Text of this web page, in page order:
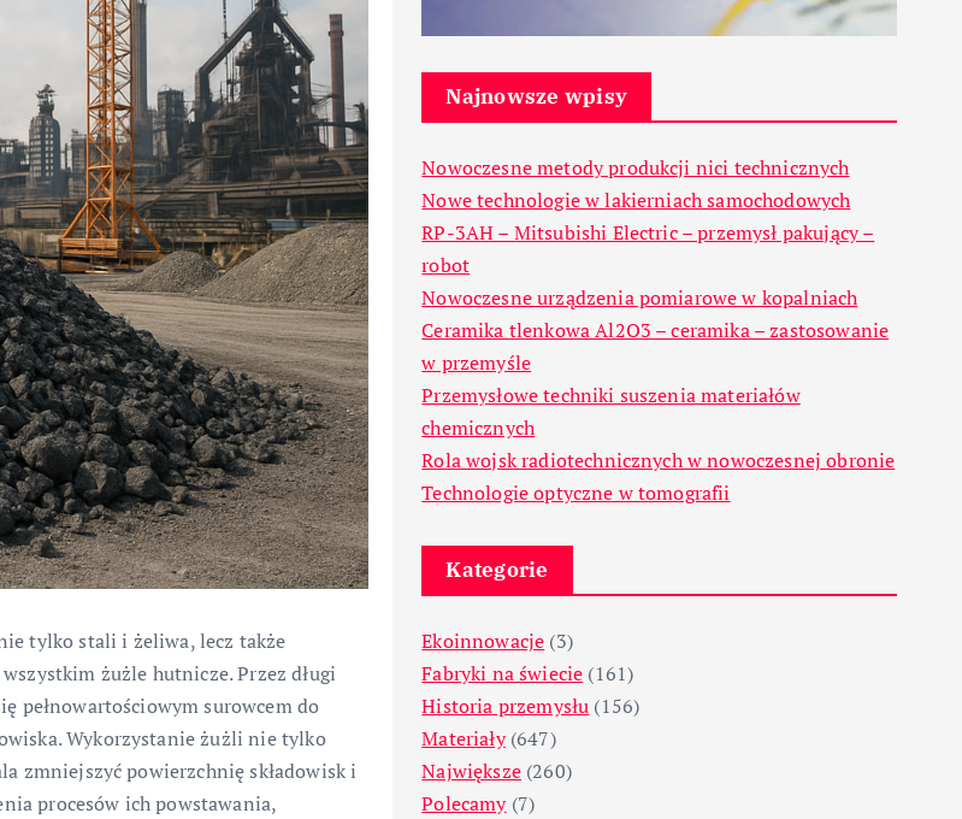
tylko stali i żeliwa, lecz także
żużle hutnicze. Przez długi
pełnowartościowym surowcem do
Wykorzystanie żużli nie tylko
zmniejszyć powierzchnię składowisk i
procesów ich powstawania,
Najnowsze wpisy
Nowoczesne metody produkcji nici technicznych
Nowe technologie w lakierniach samochodowych
RP-3AH – Mitsubishi Electric – przemysł pakujący –
robot
Nowoczesne urządzenia pomiarowe w kopalniach
Ceramika tlenkowa Al2O3 – ceramika – zastosowanie
w przemyśle
Przemysłowe techniki suszenia materiałów
chemicznych
Rola wojsk radiotechnicznych w nowoczesnej obronie
Technologie optyczne w tomografii
Kategorie
Ekoinnowacje (3)
Fabryki na świecie (161)
Historia przemysłu (156)
Materiały(647)
Największe(260)
Polecamy(7)